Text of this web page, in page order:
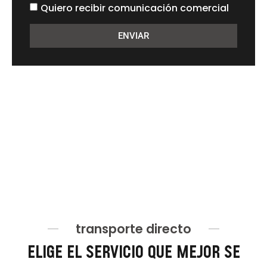
Quiero recibir comunicación comercial
ENVIAR
transporte directo
elige el servicio que mejor se